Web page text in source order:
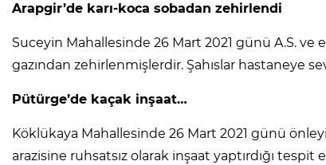
Arapgir’de karı-koca sobadan zehirlendi
Suceyin Mahallesinde 26 Mart 2021 günü A.S. ve
gazından zehirlenmişlerdir. Şahıslar hastaneye
Pütürge’de kaçak inşaat…
Köklükaya Mahallesinde 26 Mart 2021 günü
arazisine ruhsatsız olarak inşaat yaptırdığı